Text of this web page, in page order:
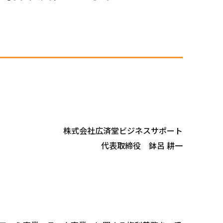
株式会社広済堂ビジネスサポート
代表取締役 鉢呂 耕一